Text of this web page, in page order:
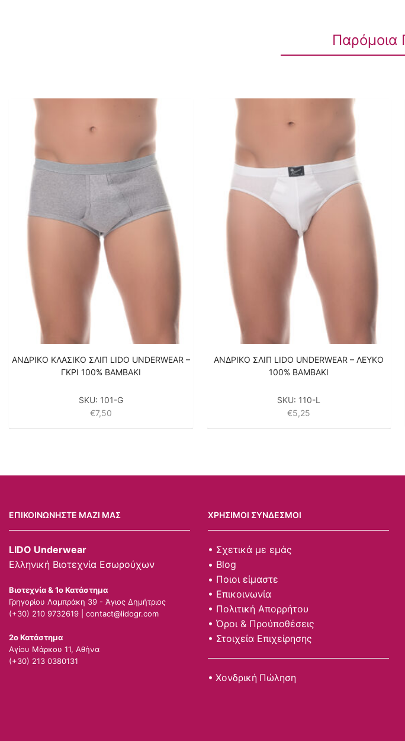
Παρόμοια
ΑΝΔΡΙΚΟ ΚΛΑΣΙΚΟ ΣΛΙΠ LIDO UNDERWEAR –
ΓΚΡΙ 100% ΒΑΜΒΑΚΙ
SKU: 101-G
€7,50
ΑΝΔΡΙΚΟ ΣΛΙΠ LIDO UNDERWEAR – ΛΕΥΚΟ
100% ΒΑΜΒΑΚΙ
SKU: 110-L
€5,25
ΕΠΙΚΟΙΝΩΝΉΣΤΕ ΜΑΖΊ ΜΑΣ
LIDO Underwear
Ελληνική Βιοτεχνία Εσωρούχων
Βιοτεχνία & 1ο Κατάστημα
Γρηγορίου Λαμπράκη 39 - Άγιος Δημήτριος
(+30) 210 9732619 | contact@lidogr.com
2ο Κατάστημα
Αγίου Μάρκου 11, Αθήνα
(+30) 213 0380131
ΧΡΉΣΙΜΟΙ ΣΎΝΔΕΣΜΟΙ
• Σχετικά με εμάς
• Blog
• Ποιοι είμαστε
• Επικοινωνία
• Πολιτική Απορρήτου
• Όροι & Προύποθέσεις
• Στοιχεία Επιχείρησης
• Χονδρική Πώληση